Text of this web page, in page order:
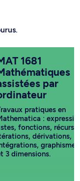
1681
par
pratiques en
:
fonctions,
dérivations,
3 dimensions.